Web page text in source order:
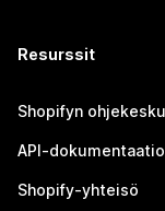
Resurssit
Shopifyn
API-dokumentaatio
Shopify-yhteisö